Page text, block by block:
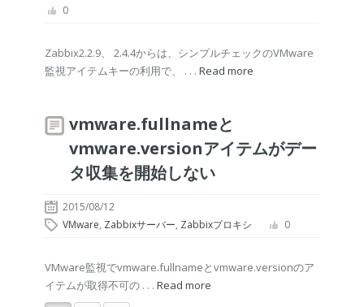
0
Zabbix2.2.9、 2.4.4からは、シンプルチェックのVMware
監視アイテムキーの利用で、 . . . Read more
vmware.fullnameと
vmware.versionアイテムがデー
タ収集を開始しない
2015/08/12
VMware, Zabbixサーバー, Zabbixプロキシ 0
VMware監視でvmware.fullnameとvmware.versionのア
イテムが取得不可の . . . Read more